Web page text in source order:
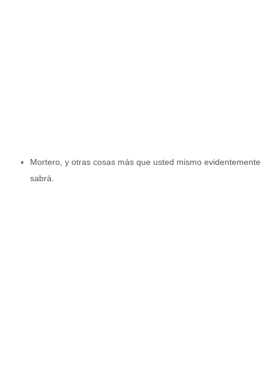
Mortero, y otras cosas más que usted mismo evidentemente
sabrá.